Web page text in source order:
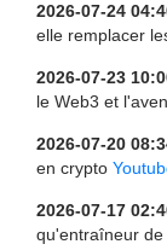
2026-07-24
elle remplacer
2026-07-23
le Web3 et
2026-07-20
en crypto
2026-07-17
qu'entraîneur